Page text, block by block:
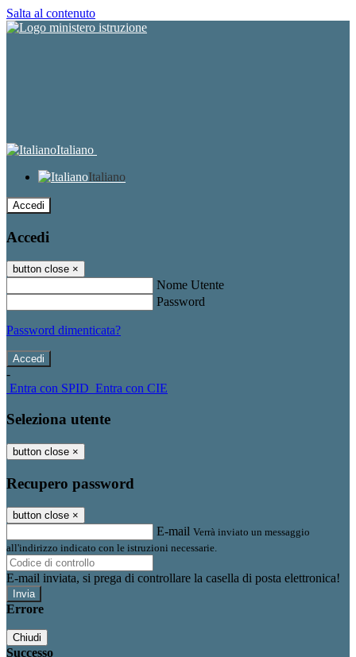
Salta al contenuto
Italiano
Italiano
Accedi
Accedi
button close ×
Nome Utente
Password
Password dimenticata?
-
Entra con SPID Entra con CIE
Seleziona utente
button close ×
Recupero password
button close ×
E-mail Verrà inviato un messaggio
all'indirizzo indicato con le istruzioni necessarie.
E-mail inviata, si prega di controllare la casella di posta elettronica!
Errore
Chiudi
Successo